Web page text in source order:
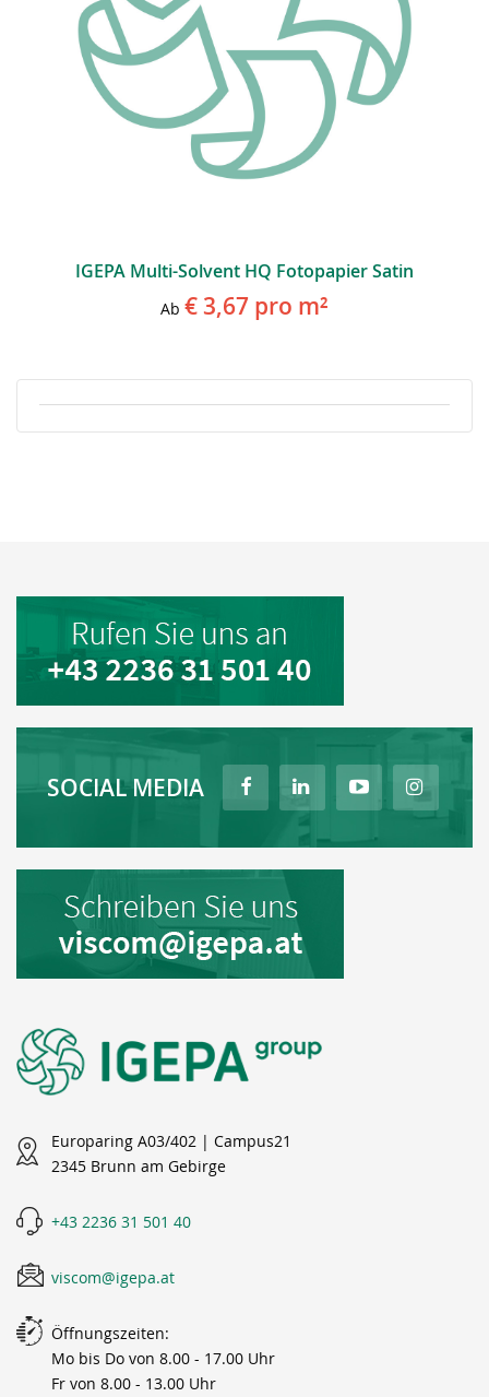
IGEPA Multi-Solvent HQ Fotopapier Satin
Ab € 3,67 pro m²
SOCIAL MEDIA
Europaring A03/402 | Campus21
2345 Brunn am Gebirge
+43 2236 31 501 40
viscom@igepa.at
Öffnungszeiten:
Mo bis Do von 8.00 - 17.00 Uhr
Fr von 8.00 - 13.00 Uhr